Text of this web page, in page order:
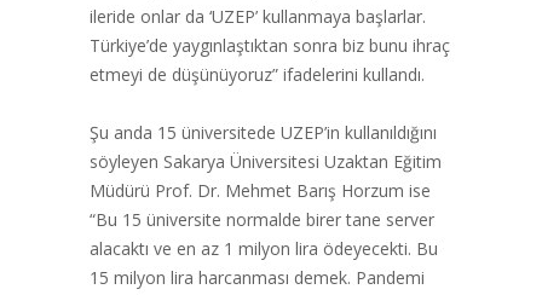
ileride onlar da ‘UZEP’ kullanmaya başlarlar.
Türkiye’de yaygınlaştıktan sonra biz bunu ihraç
etmeyi de düşünüyoruz” ifadelerini kullandı.
Şu anda 15 üniversitede UZEP’in kullanıldığını
söyleyen Sakarya Üniversitesi Uzaktan Eğitim
Müdürü Prof. Dr. Mehmet Barış Horzum ise
“Bu 15 üniversite normalde birer tane server
alacaktı ve en az 1 milyon lira ödeyecekti. Bu
15 milyon lira harcanması demek. Pandemi